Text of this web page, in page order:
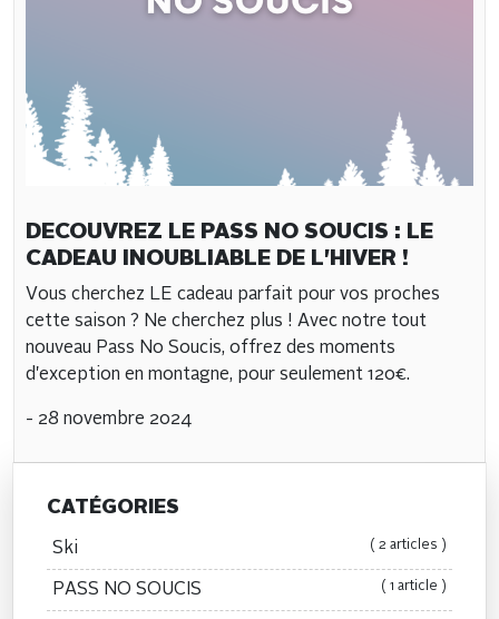
DECOUVREZ LE PASS NO SOUCIS : LE
CADEAU INOUBLIABLE DE L'HIVER !
Vous cherchez LE cadeau parfait pour vos proches
cette saison ? Ne cherchez plus ! Avec notre tout
nouveau Pass No Soucis, offrez des moments
d'exception en montagne, pour seulement 120€.
- 28 novembre 2024
CATÉGORIES
Ski ( 2 articles )
PASS NO SOUCIS ( 1 article )